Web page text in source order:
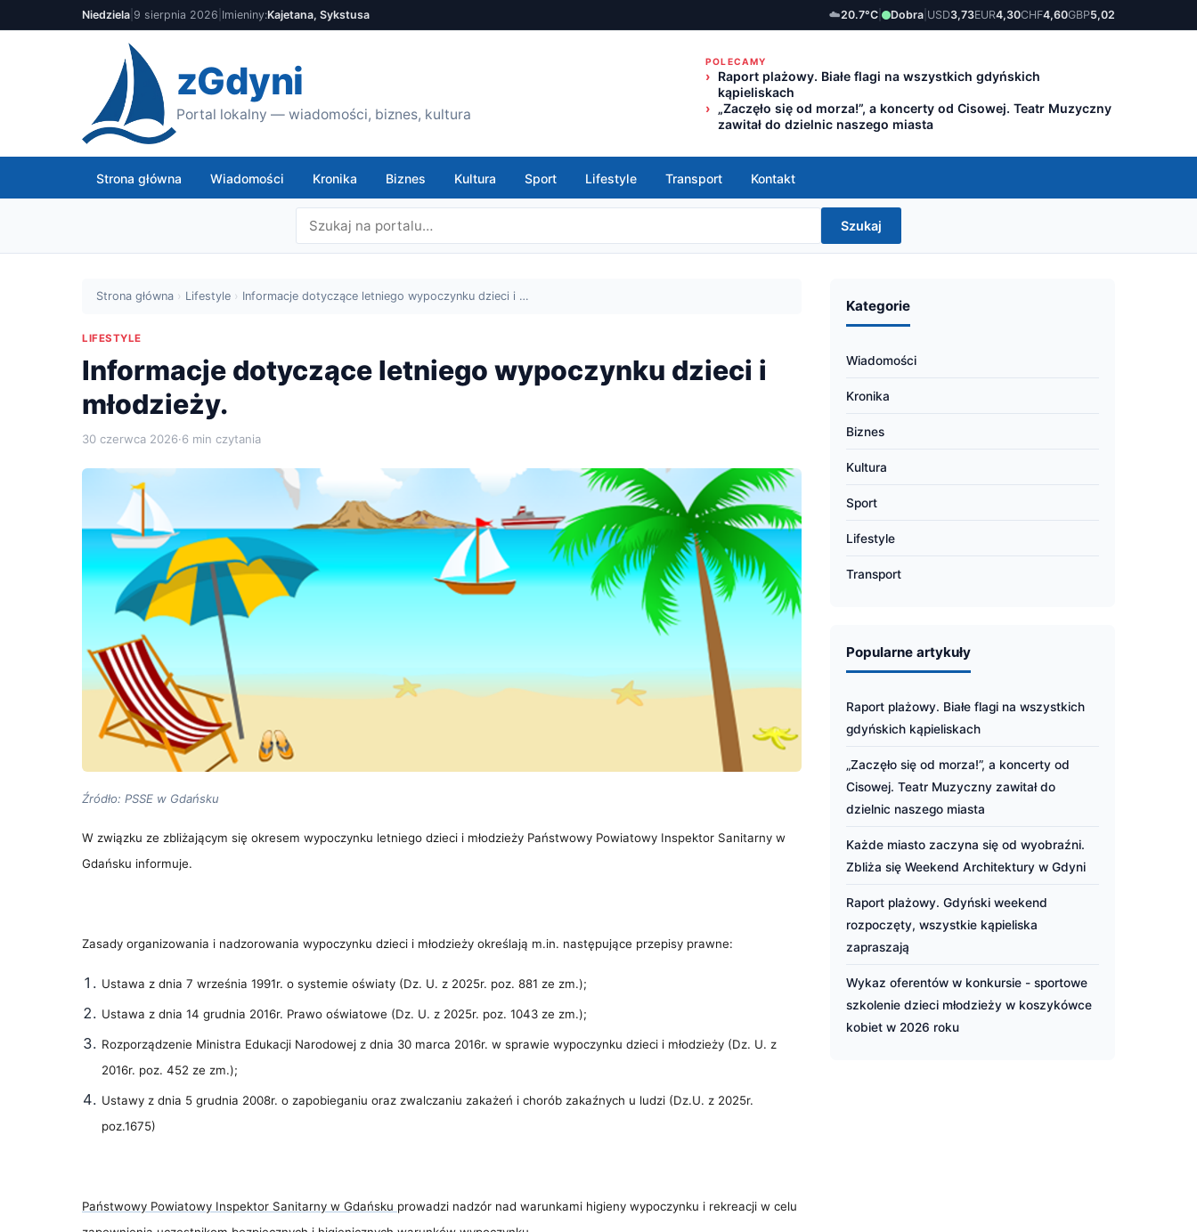
Niedziela 9 sierpnia 2026 Imieniny:Kajetana, Sykstusa ☁️20.7°C Dobra USD3,73EUR4,30CHF4,60GBP5,02
zGdyni
Portal lokalny — wiadomości, biznes, kultura
POLECAMY
Raport plażowy. Białe flagi na wszystkich gdyńskich
kąpieliskach
„Zaczęło się od morza!”, a koncerty od Cisowej. Teatr Muzyczny
zawitał do dzielnic naszego miasta
Strona główna Wiadomości Kronika Biznes Kultura Sport Lifestyle Transport Kontakt
Szukaj
Strona główna › Lifestyle › Informacje dotyczące letniego wypoczynku dzieci i …
LIFESTYLE
Informacje dotyczące letniego wypoczynku dzieci i
młodzieży.
30 czerwca 2026·6 min czytania
Źródło: PSSE w Gdańsku
W związku ze zbliżającym się okresem wypoczynku letniego dzieci i młodzieży Państwowy Powiatowy Inspektor Sanitarny w
Gdańsku informuje.
Zasady organizowania i nadzorowania wypoczynku dzieci i młodzieży określają m.in. następujące przepisy prawne:
Ustawa z dnia 7 września 1991r. o systemie oświaty (Dz. U. z 2025r. poz. 881 ze zm.);
Ustawa z dnia 14 grudnia 2016r. Prawo oświatowe (Dz. U. z 2025r. poz. 1043 ze zm.);
Rozporządzenie Ministra Edukacji Narodowej z dnia 30 marca 2016r. w sprawie wypoczynku dzieci i młodzieży (Dz. U. z
2016r. poz. 452 ze zm.);
Ustawy z dnia 5 grudnia 2008r. o zapobieganiu oraz zwalczaniu zakażeń i chorób zakaźnych u ludzi (Dz.U. z 2025r.
poz.1675)
Państwowy Powiatowy Inspektor Sanitarny w Gdańsku prowadzi nadzór nad warunkami higieny wypoczynku i rekreacji w celu
Kategorie
Wiadomości
Kronika
Biznes
Kultura
Sport
Lifestyle
Transport
Popularne artykuły
Raport plażowy. Białe flagi na wszystkich
gdyńskich kąpieliskach
„Zaczęło się od morza!”, a koncerty od
Cisowej. Teatr Muzyczny zawitał do
dzielnic naszego miasta
Każde miasto zaczyna się od wyobraźni.
Zbliża się Weekend Architektury w Gdyni
Raport plażowy. Gdyński weekend
rozpoczęty, wszystkie kąpieliska
zapraszają
Wykaz oferentów w konkursie - sportowe
szkolenie dzieci młodzieży w koszykówce
kobiet w 2026 roku